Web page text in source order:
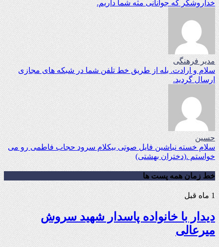
خداروشکر که جوانانی مثه شما داریم.
مدیر فرهنگی
سلام و ارادت. بله از طریق خط تلفن شما در شبکه های مجازی
ارسال گردید.
حسین
سلام خسته نباشین فایل صوتی بیکلام سرود حجاب فاطمی رو می
خواستم .(دختران بهشتی)
خط زمان همه پست ها
1 ماه قبل
دیدار با خانواده پاسدار شهید سروش
میرعالی